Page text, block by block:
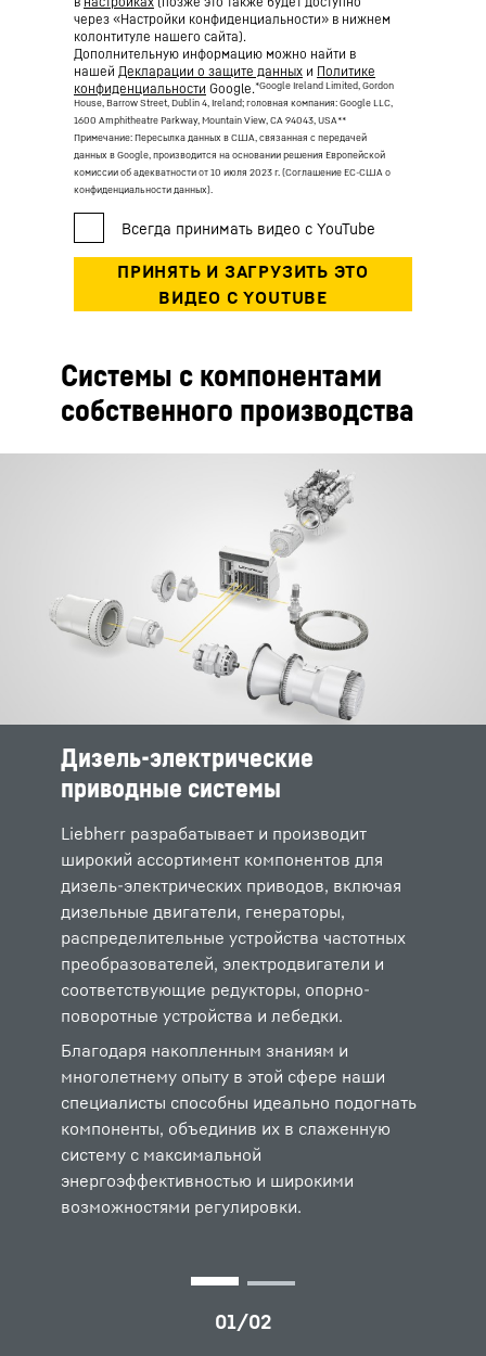
через «Настройки конфиденциальности» в нижнем
колонтитуле нашего сайта).
Дополнительную информацию можно найти в
нашей Декларации о защите данных и Политике
конфиденциальности Google.*Google Ireland Limited, Gordon
House, Barrow Street, Dublin 4, Ireland; головная компания: Google LLC,
1600 Amphitheatre Parkway, Mountain View, CA 94043, USA**
Примечание: Пересылка данных в США, связанная с передачей
данных в Google, производится на основании решения Европейской
комиссии об адекватности от 10 июля 2023 г. (Соглашение ЕС-США о
конфиденциальности данных).
Системы с компонентами
собственного производства
Дизель-электрические
приводные системы
Liebherr разрабатывает и производит
широкий ассортимент компонентов для
дизель-электрических приводов, включая
дизельные двигатели, генераторы,
распределительные устройства частотных
преобразователей, электродвигатели и
соответствующие редукторы, опорно-
поворотные устройства и лебедки.
Благодаря накопленным знаниям и
многолетнему опыту в этой сфере наши
специалисты способны идеально подогнать
компоненты, объединив их в слаженную
систему с максимальной
энергоэффективностью и широкими
возможностями регулировки.
Дизель-гидравлические
приводные системы
Для изготовления дизель-гидравлических
приводных систем компания Liebherr
использует составляющие собственного
производства, в частности дизельные
двигатели, раздаточные коробки,
гидравлические насосы, гидромоторы и
соответствующие редукторы, канатные
лебедки, опорно-поворотные устройства и
гидроцилиндры. Благодаря продуманной
комбинации испытанных компонентов
решения, в основном предназначенные для
самоходной техники, отличаются
высочайшей удельной мощностью.